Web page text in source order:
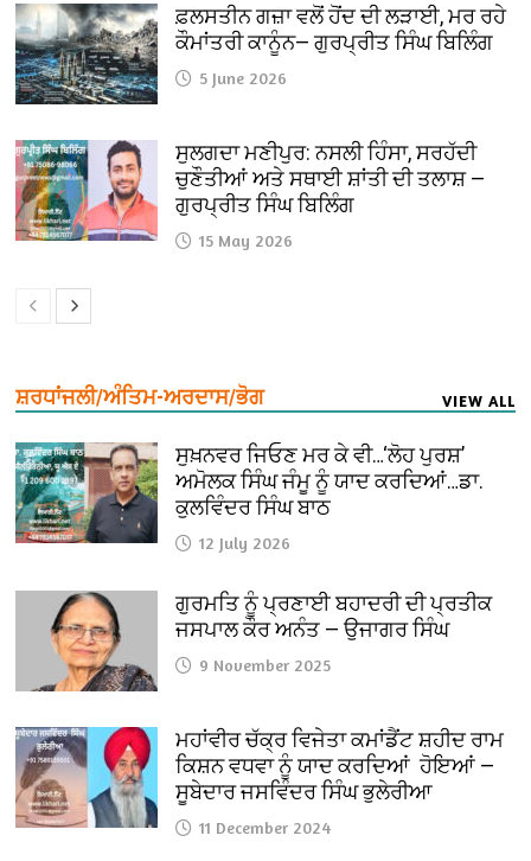
ਫ਼ਲਸਤੀਨ ਗਜ਼ਾ ਵਲੋਂ ਹੋਂਦ ਦੀ ਲੜਾਈ, ਮਰ ਰਹੇ
ਕੌਮਾਂਤਰੀ ਕਾਨੂੰਨ— ਗੁਰਪ੍ਰੀਤ ਸਿੰਘ ਬਿਲਿੰਗ
5 June 2026
ਸੁਲਗਦਾ ਮਣੀਪੁਰ: ਨਸਲੀ ਹਿੰਸਾ, ਸਰਹੱਦੀ
ਚੁਣੌਤੀਆਂ ਅਤੇ ਸਥਾਈ ਸ਼ਾਂਤੀ ਦੀ ਤਲਾਸ਼ —
ਗੁਰਪ੍ਰੀਤ ਸਿੰਘ ਬਿਲਿੰਗ
15 May 2026
ਸ਼ਰਧਾਂਜਲੀ/ਅੰਤਿਮ-ਅਰਦਾਸ/ਭੋਗ VIEW ALL
ਸੁਖ਼ਨਵਰ ਜਿਓਣ ਮਰ ਕੇ ਵੀ…‘ਲੋਹ ਪੁਰਸ਼’
ਅਮੋਲਕ ਸਿੰਘ ਜੰਮੂ ਨੂੰ ਯਾਦ ਕਰਦਿਆਂ…ਡਾ.
ਕੁਲਵਿੰਦਰ ਸਿੰਘ ਬਾਠ
12 July 2026
ਗੁਰਮਤਿ ਨੂੰ ਪ੍ਰਣਾਈ ਬਹਾਦਰੀ ਦੀ ਪ੍ਰਤੀਕ
ਜਸਪਾਲ ਕੌਰ ਅਨੰਤ — ਉਜਾਗਰ ਸਿੰਘ
9 November 2025
ਮਹਾਂਵੀਰ ਚੱਕ੍ਰ ਵਿਜੇਤਾ ਕਮਾਂਡੈਂਟ ਸ਼ਹੀਦ ਰਾਮ
ਕਿਸ਼ਨ ਵਧਵਾ ਨੂੰ ਯਾਦ ਕਰਦਿਆਂ ਹੋਇਆਂ —
ਸੂਬੇਦਾਰ ਜਸਵਿੰਦਰ ਸਿੰਘ ਭੁਲੇਰੀਆ
11 December 2024